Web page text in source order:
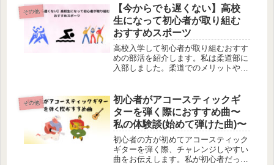
きます。
その他
【今からでも遅くない】高校
生になって初心者が取り組む
おすすめスポーツ
高校入学して初心者が取り組むおすす
めの部活を紹介します。私は柔道部に
入部しました。柔道でのメリットやデ
その他
初心者がアコースティックギ
ターを弾く際におすすめ曲〜
私の体験談(始めて弾けた曲)〜
初心者の方が初めてアコースティック
ギターを弾く際、チャレンジしやすい
曲をお伝えします。私が初心者だった